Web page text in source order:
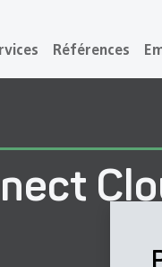
Références